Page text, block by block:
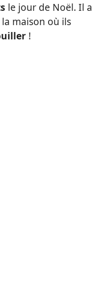
le jour de Noël. Il a
maison où ils
!